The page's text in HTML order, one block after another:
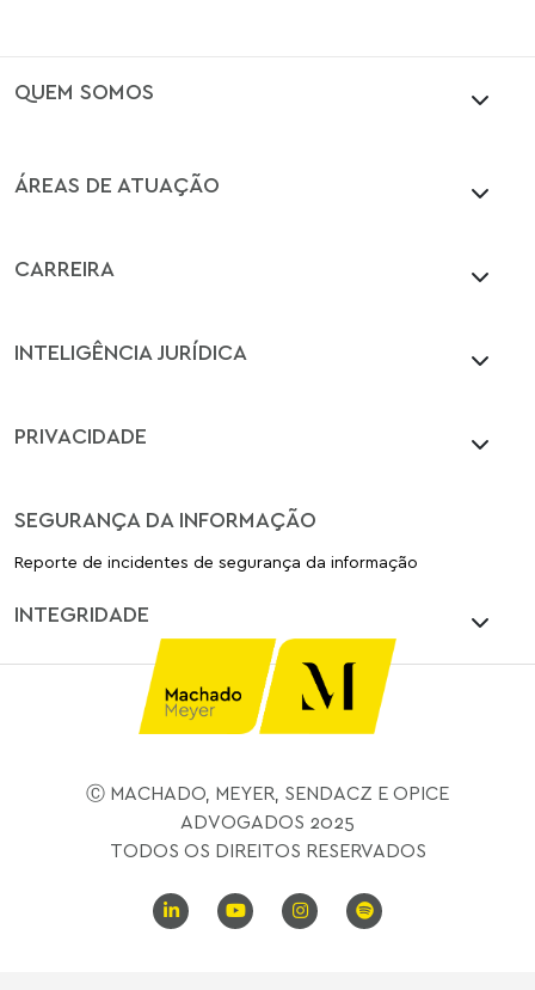
QUEM SOMOS
ÁREAS DE ATUAÇÃO
CARREIRA
INTELIGÊNCIA JURÍDICA
PRIVACIDADE
SEGURANÇA DA INFORMAÇÃO
Reporte de incidentes de segurança da informação
INTEGRIDADE
Ⓒ MACHADO, MEYER, SENDACZ E OPICE
ADVOGADOS 2025
TODOS OS DIREITOS RESERVADOS